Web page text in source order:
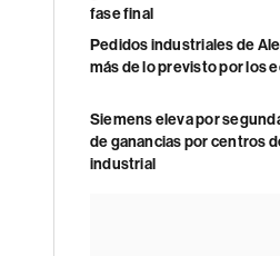
fase final
Pedidos industriales de
más de lo previsto por los
Siemens eleva por
de ganancias por centros
industrial